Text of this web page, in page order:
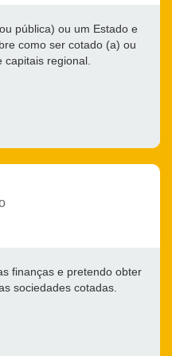
pública) ou um Estado e
como ser cotado (a) ou
capitais regional.
finanças e pretendo obter
sociedades cotadas.